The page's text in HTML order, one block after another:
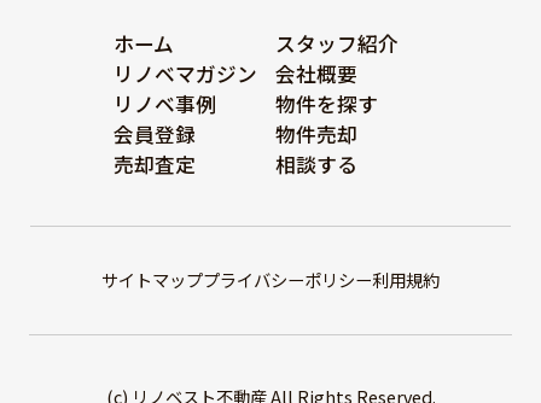
ホーム
スタッフ紹介
リノベマガジン
会社概要
リノベ事例
物件を探す
会員登録
物件売却
売却査定
相談する
サイトマッププライバシーポリシー利用規約
(c) リノベスト不動産 All Rights Reserved.